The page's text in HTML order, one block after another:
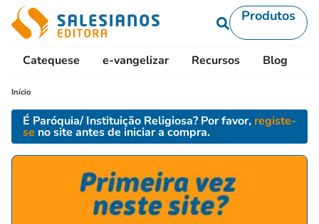
Produtos
Catequese e-vangelizar Recursos Blog
Início
É Paróquia/ Instituição Religiosa? Por favor, registe-
se no site antes de iniciar a compra.